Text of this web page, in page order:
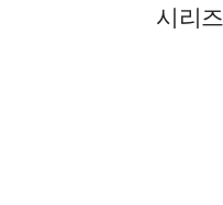
시리즈